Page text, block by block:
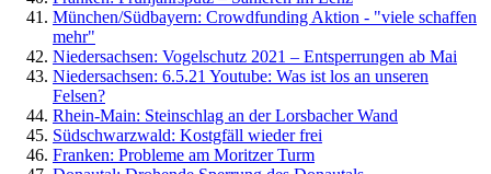
München/Südbayern: Crowdfunding Aktion - "viele schaffen
mehr"
Niedersachsen: Vogelschutz 2021 – Entsperrungen ab Mai
Niedersachsen: 6.5.21 Youtube: Was ist los an unseren
Felsen?
Rhein-Main: Steinschlag an der Lorsbacher Wand
Südschwarzwald: Kostgfäll wieder frei
Franken: Probleme am Moritzer Turm